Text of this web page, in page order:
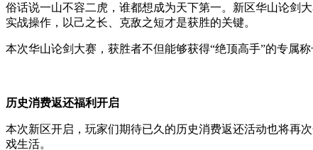
俗话说一山不容二虎，谁都想成为天下第一。新区华山论剑
实战操作，以己之长、克敌之短才是获胜的关键。
本次华山论剑大赛，获胜者不但能够获得“绝顶高手”的专属
历史消费返还福利开启
本次新区开启，玩家们期待已久的历史消费返还活动也将再
戏生活。